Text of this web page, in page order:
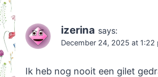
izerina says:
December 24, 2025 at 1:22
Ik heb nog nooit een gilet